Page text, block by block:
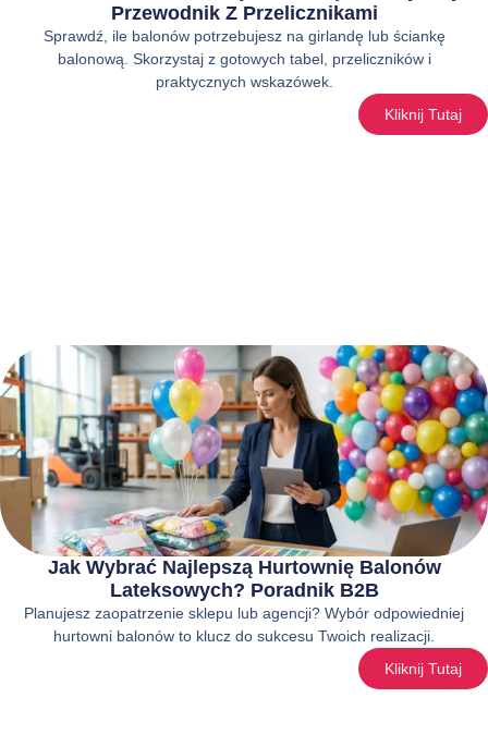
Przewodnik Z Przelicznikami
Sprawdź, ile balonów potrzebujesz na girlandę lub ściankę
balonową. Skorzystaj z gotowych tabel, przeliczników i
praktycznych wskazówek.
Kliknij Tutaj
Jak Wybrać Najlepszą Hurtownię Balonów
Lateksowych? Poradnik B2B
Planujesz zaopatrzenie sklepu lub agencji? Wybór odpowiedniej
hurtowni balonów to klucz do sukcesu Twoich realizacji.
Kliknij Tutaj